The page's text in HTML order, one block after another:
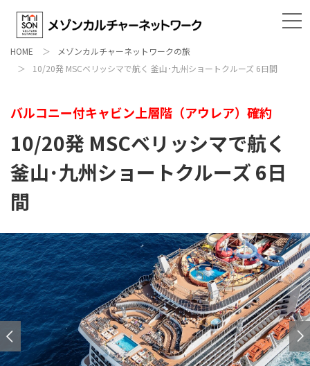
HOME
メゾンカルチャーネットワークの旅
10/20発 MSCベリッシマで航く 釜山･九州ショートクルーズ 6日間
バルコニー付キャビン上層階（アウレア）確約
10/20発 MSCベリッシマで航く
釜山･九州ショートクルーズ 6日
間